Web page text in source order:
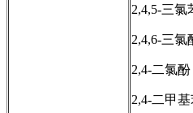
2,4,5-三氯
2,4,6-三氯
2,4-二氯
2,4-二甲